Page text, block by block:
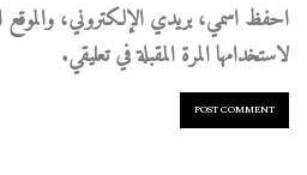
احفظ اسمي، بريدي الإلكتروني،
لاستخدامها المرة المقبلة في تعليقي.